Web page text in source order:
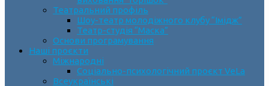
Театральний профіль
Шоу-театр молодіжного клубу “Імідж”
Театр-студія “Маска”
Основи програмування
Наші проєкти
Міжнародні
Соціально-психологічний проєкт VeLa
Всеукраїнські